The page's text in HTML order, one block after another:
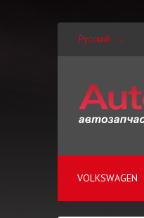
Русский
VOLKSWAGEN